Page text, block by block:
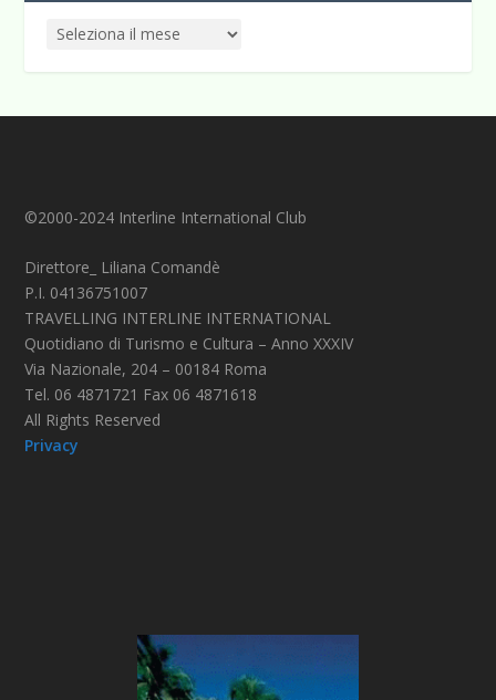
©2000-2024 Interline International Club
Direttore_ Liliana Comandè
P.I. 04136751007
TRAVELLING INTERLINE INTERNATIONAL
Quotidiano di Turismo e Cultura – Anno XXXIV
Via Nazionale, 204 – 00184 Roma
Tel. 06 4871721 Fax 06 4871618
All Rights Reserved
Privacy